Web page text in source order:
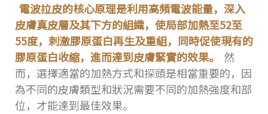
電波拉皮的核心原理是利用高頻電波能量，深入
皮膚真皮層及其下方的組織，使局部加熱至52至
55度，刺激膠原蛋白再生及重組，同時促使現有的
膠原蛋白收縮，進而達到皮膚緊實的效果。
然
而，選擇適當的加熱方式和探頭是相當重要的，因
為不同的皮膚類型和狀況需要不同的加熱強度和部
位，才能達到最佳效果。